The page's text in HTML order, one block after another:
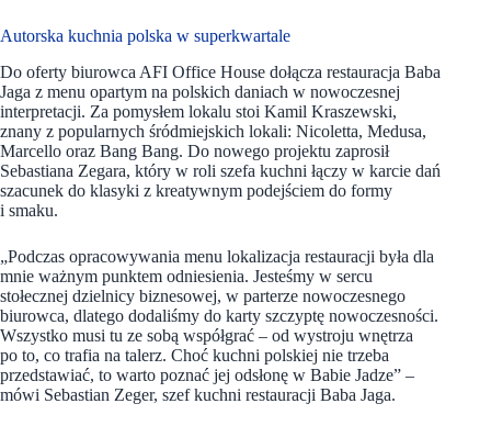
Autorska kuchnia polska w superkwartale
Do oferty biurowca AFI Office House dołącza restauracja Baba
Jaga z menu opartym na polskich daniach w nowoczesnej
interpretacji. Za pomysłem lokalu stoi Kamil Kraszewski,
znany z popularnych śródmiejskich lokali: Nicoletta, Medusa,
Marcello oraz Bang Bang. Do nowego projektu zaprosił
Sebastiana Zegara, który w roli szefa kuchni łączy w karcie dań
szacunek do klasyki z kreatywnym podejściem do formy
i smaku.
„Podczas opracowywania menu lokalizacja restauracji była dla
mnie ważnym punktem odniesienia. Jesteśmy w sercu
stołecznej dzielnicy biznesowej, w parterze nowoczesnego
biurowca, dlatego dodaliśmy do karty szczyptę nowoczesności.
Wszystko musi tu ze sobą współgrać – od wystroju wnętrza
po to, co trafia na talerz. Choć kuchni polskiej nie trzeba
przedstawiać, to warto poznać jej odsłonę w Babie Jadze” –
mówi Sebastian Zeger, szef kuchni restauracji Baba Jaga.